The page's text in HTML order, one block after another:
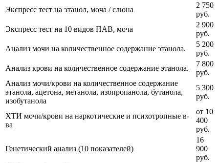
Экспресс тест на этанол, моча / слюна
2 750
руб.
Экспресс тест на 10 видов ПАВ, моча
2 900
руб.
Анализ мочи на количественное содержание этанола.
5 200
руб.
Анализ крови на количественное содержание этанола.
7 800
руб.
Анализ мочи/крови на количественное содержание
этанола, ацетона, метанола, изопропанола, бутанола,
изобутанола
5 300
руб.
ХТИ мочи/крови на наркотические и психотропные в-
ва
от 10
400
руб.
Генетический анализ (10 показателей)
16
900
руб.